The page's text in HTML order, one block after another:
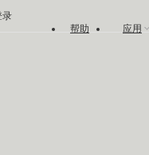
帮助 应用
录